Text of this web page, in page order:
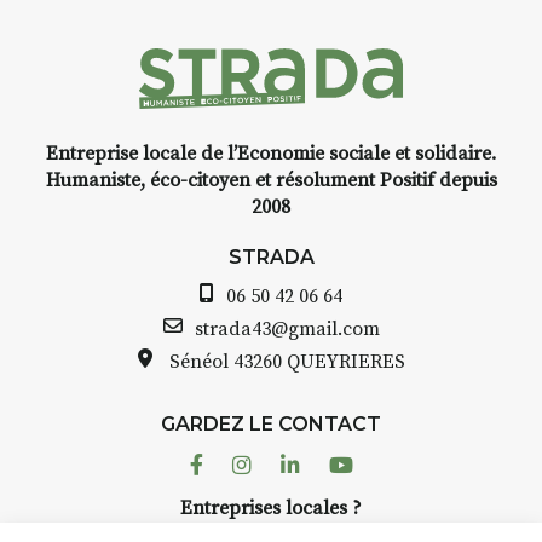
INTERVIEW
avez ouvert une galerie à
Bernard TURLE Le Fumoir n’est
pas une galerie permanente.
AuzonToujoursorganise
dans le village. Des artistes et
caves, les granges d’Auzon. Le
Entreprise locale de l’Economie sociale et solidaire.
Humaniste, éco-citoyen et résolument Positif depuis
2008
STRADA
06 50 42 06 64
strada43@gmail.com
Sénéol 43260 QUEYRIERES
GARDEZ LE CONTACT
FacebookInstagram
LinkedinYoutube
Entreprises locales ?